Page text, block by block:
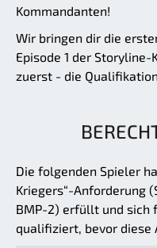
Kommandanten!
Wir bringen dir die
Episode 1 der
zuerst - die
Die folgenden Spieler
Kriegers“-Anforderung
BMP-2) erfüllt und sich
qualifiziert, bevor diese